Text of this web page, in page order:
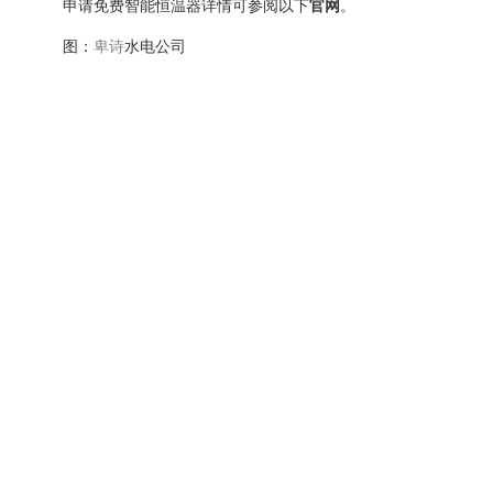
申请免费智能恒温器详情可参阅以下官网 。
图： 卑诗水电公司